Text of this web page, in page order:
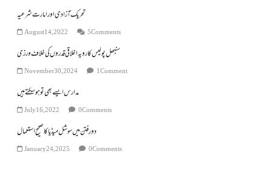
تحریک آزادی اور امارت شرعیہ
August 14, 2022 5 Comments
سنبھل پولیس کا رویہ اخلاقی قدروں کی خلاف ورزی
November 30, 2024 1 Comment
مد ارس ایسے بھی تو ہو سکتے ہیں
July 16, 2022 0 Comments
دورِ فتن میں سوشل میڈیا کا صحیح استعمال
January 24, 2025 0 Comments